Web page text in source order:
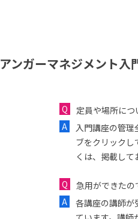
アンガーマネジメント入
定員や場所に
入門講座の管
ブをクリックし
くは、掲載し
急用ができたの
各講座の講師が